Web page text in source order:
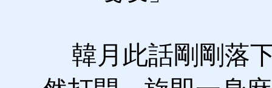
韓月此話剛剛落